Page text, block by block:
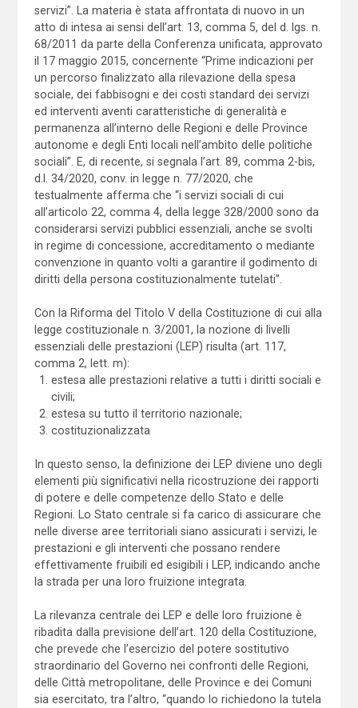
servizi”. La materia è stata affrontata di nuovo in un
atto di intesa ai sensi dell’art. 13, comma 5, del d. lgs. n.
68/2011 da parte della Conferenza unificata, approvato
il 17 maggio 2015, concernente “Prime indicazioni per
un percorso finalizzato alla rilevazione della spesa
sociale, dei fabbisogni e dei costi standard dei servizi
ed interventi aventi caratteristiche di generalità e
permanenza all’interno delle Regioni e delle Province
autonome e degli Enti locali nell’ambito delle politiche
sociali”. E, di recente, si segnala l’art. 89, comma 2-bis,
d.l. 34/2020, conv. in legge n. 77/2020, che
testualmente afferma che “i servizi sociali di cui
all’articolo 22, comma 4, della legge 328/2000 sono da
considerarsi servizi pubblici essenziali, anche se svolti
in regime di concessione, accreditamento o mediante
convenzione in quanto volti a garantire il godimento di
diritti della persona costituzionalmente tutelati”.
Con la Riforma del Titolo V della Costituzione di cui alla
legge costituzionale n. 3/2001, la nozione di livelli
essenziali delle prestazioni (LEP) risulta (art. 117,
comma 2, lett. m):
estesa alle prestazioni relative a tutti i diritti sociali e
civili;
estesa su tutto il territorio nazionale;
costituzionalizzata
In questo senso, la definizione dei LEP diviene uno degli
elementi più significativi nella ricostruzione dei rapporti
di potere e delle competenze dello Stato e delle
Regioni. Lo Stato centrale si fa carico di assicurare che
nelle diverse aree territoriali siano assicurati i servizi, le
prestazioni e gli interventi che possano rendere
effettivamente fruibili ed esigibili i LEP, indicando anche
la strada per una loro fruizione integrata.
La rilevanza centrale dei LEP e delle loro fruizione è
ribadita dalla previsione dell’art. 120 della Costituzione,
che prevede che l’esercizio del potere sostitutivo
straordinario del Governo nei confronti delle Regioni,
delle Città metropolitane, delle Province e dei Comuni
sia esercitato, tra l’altro, “quando lo richiedono la tutela